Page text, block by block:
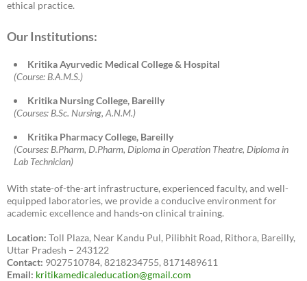
ethical practice.
Our Institutions:
Kritika Ayurvedic Medical College & Hospital
(Course: B.A.M.S.)
Kritika Nursing College, Bareilly
(Courses: B.Sc. Nursing, A.N.M.)
Kritika Pharmacy College, Bareilly
(Courses: B.Pharm, D.Pharm, Diploma in Operation Theatre, Diploma in
Lab Technician)
With state-of-the-art infrastructure, experienced faculty, and well-
equipped laboratories, we provide a conducive environment for
academic excellence and hands-on clinical training.
Location: Toll Plaza, Near Kandu Pul, Pilibhit Road, Rithora, Bareilly,
Uttar Pradesh – 243122
Contact: 9027510784, 8218234755, 8171489611
Email: kritikamedicaleducation@gmail.com